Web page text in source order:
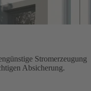
Stromerzeugung
Absicherung.